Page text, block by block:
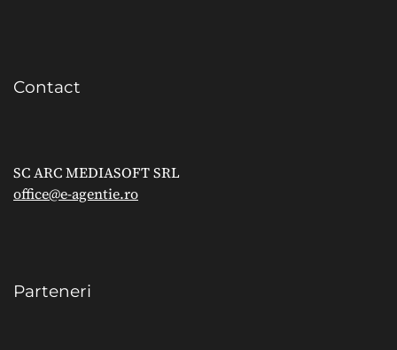
Contact
SC ARC MEDIASOFT SRL
office@e-agentie.ro
Parteneri